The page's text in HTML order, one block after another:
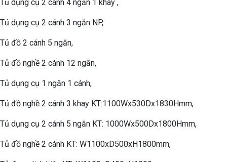
Tủ dụng cụ 2 cánh 4 ngăn 1 khay ,
Tủ dụng cụ 2 cánh 3 ngăn NP,
Tủ đồ 2 cánh 5 ngăn,
Tủ đồ nghề 2 cánh 12 ngăn,
Tủ dụng cụ 1 ngăn 1 cánh,
Tủ đồ nghề 2 cánh 3 khay KT:1100Wx530Dx1830Hmm,
Tủ dụng cụ 2 cánh 5 ngăn KT: 1000Wx500Dx1800Hmm,
Tủ đồ nghề 2 cánh KT: W1100xD500xH1800mm,